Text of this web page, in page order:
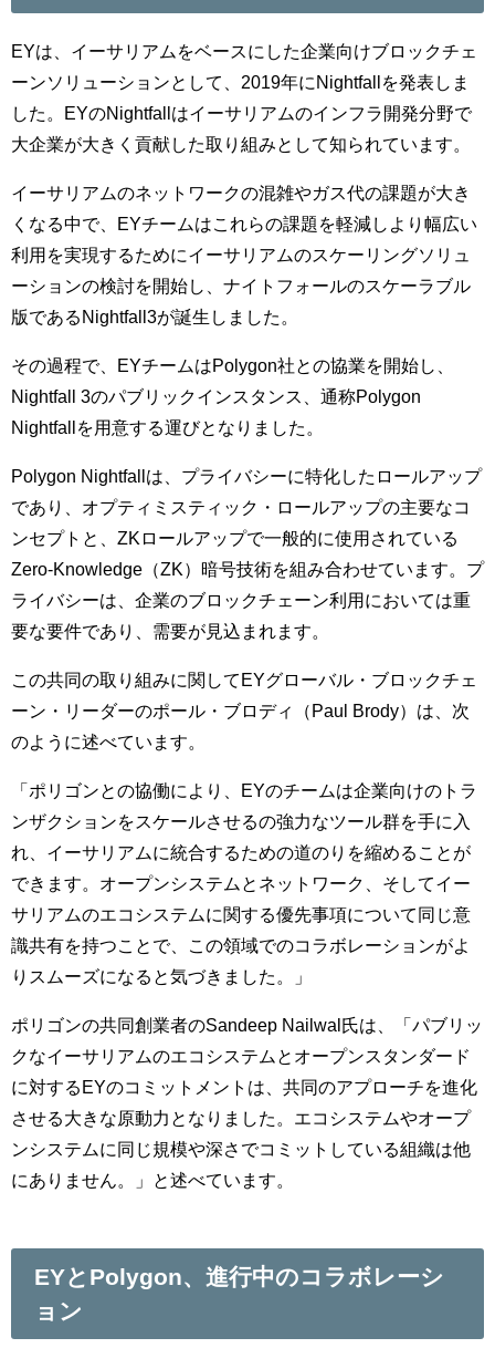
EYは、イーサリアムをベースにした企業向けブロックチェ
ーンソリューションとして、2019年にNightfallを発表しま
した。EYのNightfallはイーサリアムのインフラ開発分野で
大企業が大きく貢献した取り組みとして知られています。
イーサリアムのネットワークの混雑やガス代の課題が大き
くなる中で、EYチームはこれらの課題を軽減しより幅広い
利用を実現するためにイーサリアムのスケーリングソリュ
ーションの検討を開始し、ナイトフォールのスケーラブル
版であるNightfall3が誕生しました。
その過程で、EYチームはPolygon社との協業を開始し、
Nightfall 3のパブリックインスタンス、通称Polygon
Nightfallを用意する運びとなりました。
Polygon Nightfallは、プライバシーに特化したロールアップ
であり、オプティミスティック・ロールアップの主要なコ
ンセプトと、ZKロールアップで一般的に使用されている
Zero-Knowledge（ZK）暗号技術を組み合わせています。プ
ライバシーは、企業のブロックチェーン利用においては重
要な要件であり、需要が見込まれます。
この共同の取り組みに関してEYグローバル・ブロックチェ
ーン・リーダーのポール・ブロディ（Paul Brody）は、次
のように述べています。
「ポリゴンとの協働により、EYのチームは企業向けのトラ
ンザクションをスケールさせるの強力なツール群を手に入
れ、イーサリアムに統合するための道のりを縮めることが
できます。オープンシステムとネットワーク、そしてイー
サリアムのエコシステムに関する優先事項について同じ意
識共有を持つことで、この領域でのコラボレーションがよ
りスムーズになると気づきました。」
ポリゴンの共同創業者のSandeep Nailwal氏は、「パブリッ
クなイーサリアムのエコシステムとオープンスタンダード
に対するEYのコミットメントは、共同のアプローチを進化
させる大きな原動力となりました。エコシステムやオープ
ンシステムに同じ規模や深さでコミットしている組織は他
にありません。」と述べています。
EYとPolygon、進行中のコラボレーシ
ョン